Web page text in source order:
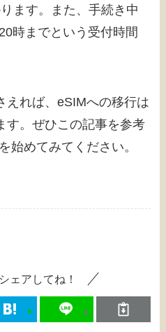
ます。また、手続き中
時までという受付時間
えれば、eSIMへの移行は
す。ぜひこの記事を参考
始めてみてください。
ェアしてね！